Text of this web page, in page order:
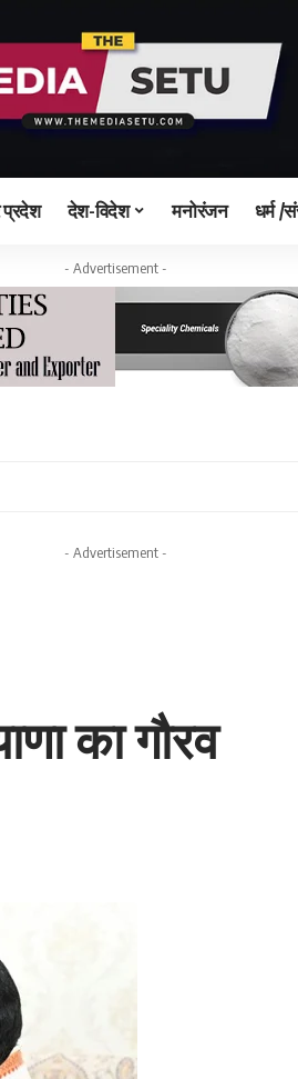
प्रदेश देश-विदेश मनोरंजन धर्म /
- Advertisement -
- Advertisement -
का गौरव